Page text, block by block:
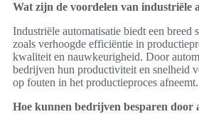
Wat zijn de voordelen van industriële
Industriële automatisatie biedt een breed
zoals verhoogde efficiëntie in
kwaliteit en nauwkeurigheid. Door
bedrijven hun productiviteit en snelheid
op fouten in het productieproces afneemt.
Hoe kunnen bedrijven besparen door